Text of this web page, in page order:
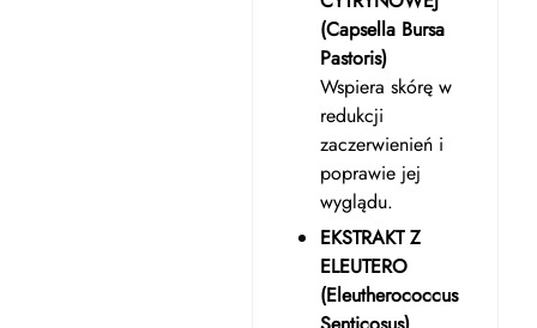
(Capsella Bursa
Pastoris)
Wspiera skórę w
redukcji
zaczerwienień i
poprawie jej
wyglądu.
EKSTRAKT Z
ELEUTERO
(Eleutherococcus